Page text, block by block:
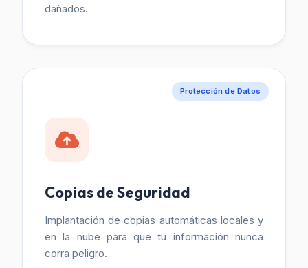
dañados.
Protección de Datos
Copias de Seguridad
Implantación de copias automáticas locales y
en la nube para que tu información nunca
corra peligro.